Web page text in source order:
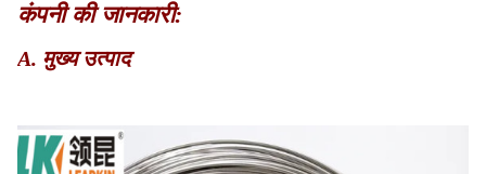
कंपनी की जानकारी:
A. मुख्य उत्पाद